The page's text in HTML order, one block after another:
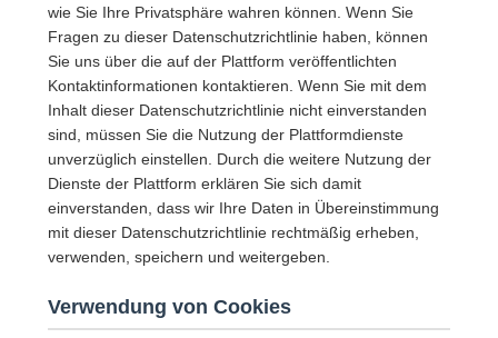
wie Sie Ihre Privatsphäre wahren können. Wenn Sie
Fragen zu dieser Datenschutzrichtlinie haben, können
Sie uns über die auf der Plattform veröffentlichten
Kontaktinformationen kontaktieren. Wenn Sie mit dem
Inhalt dieser Datenschutzrichtlinie nicht einverstanden
sind, müssen Sie die Nutzung der Plattformdienste
unverzüglich einstellen. Durch die weitere Nutzung der
Dienste der Plattform erklären Sie sich damit
einverstanden, dass wir Ihre Daten in Übereinstimmung
mit dieser Datenschutzrichtlinie rechtmäßig erheben,
verwenden, speichern und weitergeben.
Verwendung von Cookies